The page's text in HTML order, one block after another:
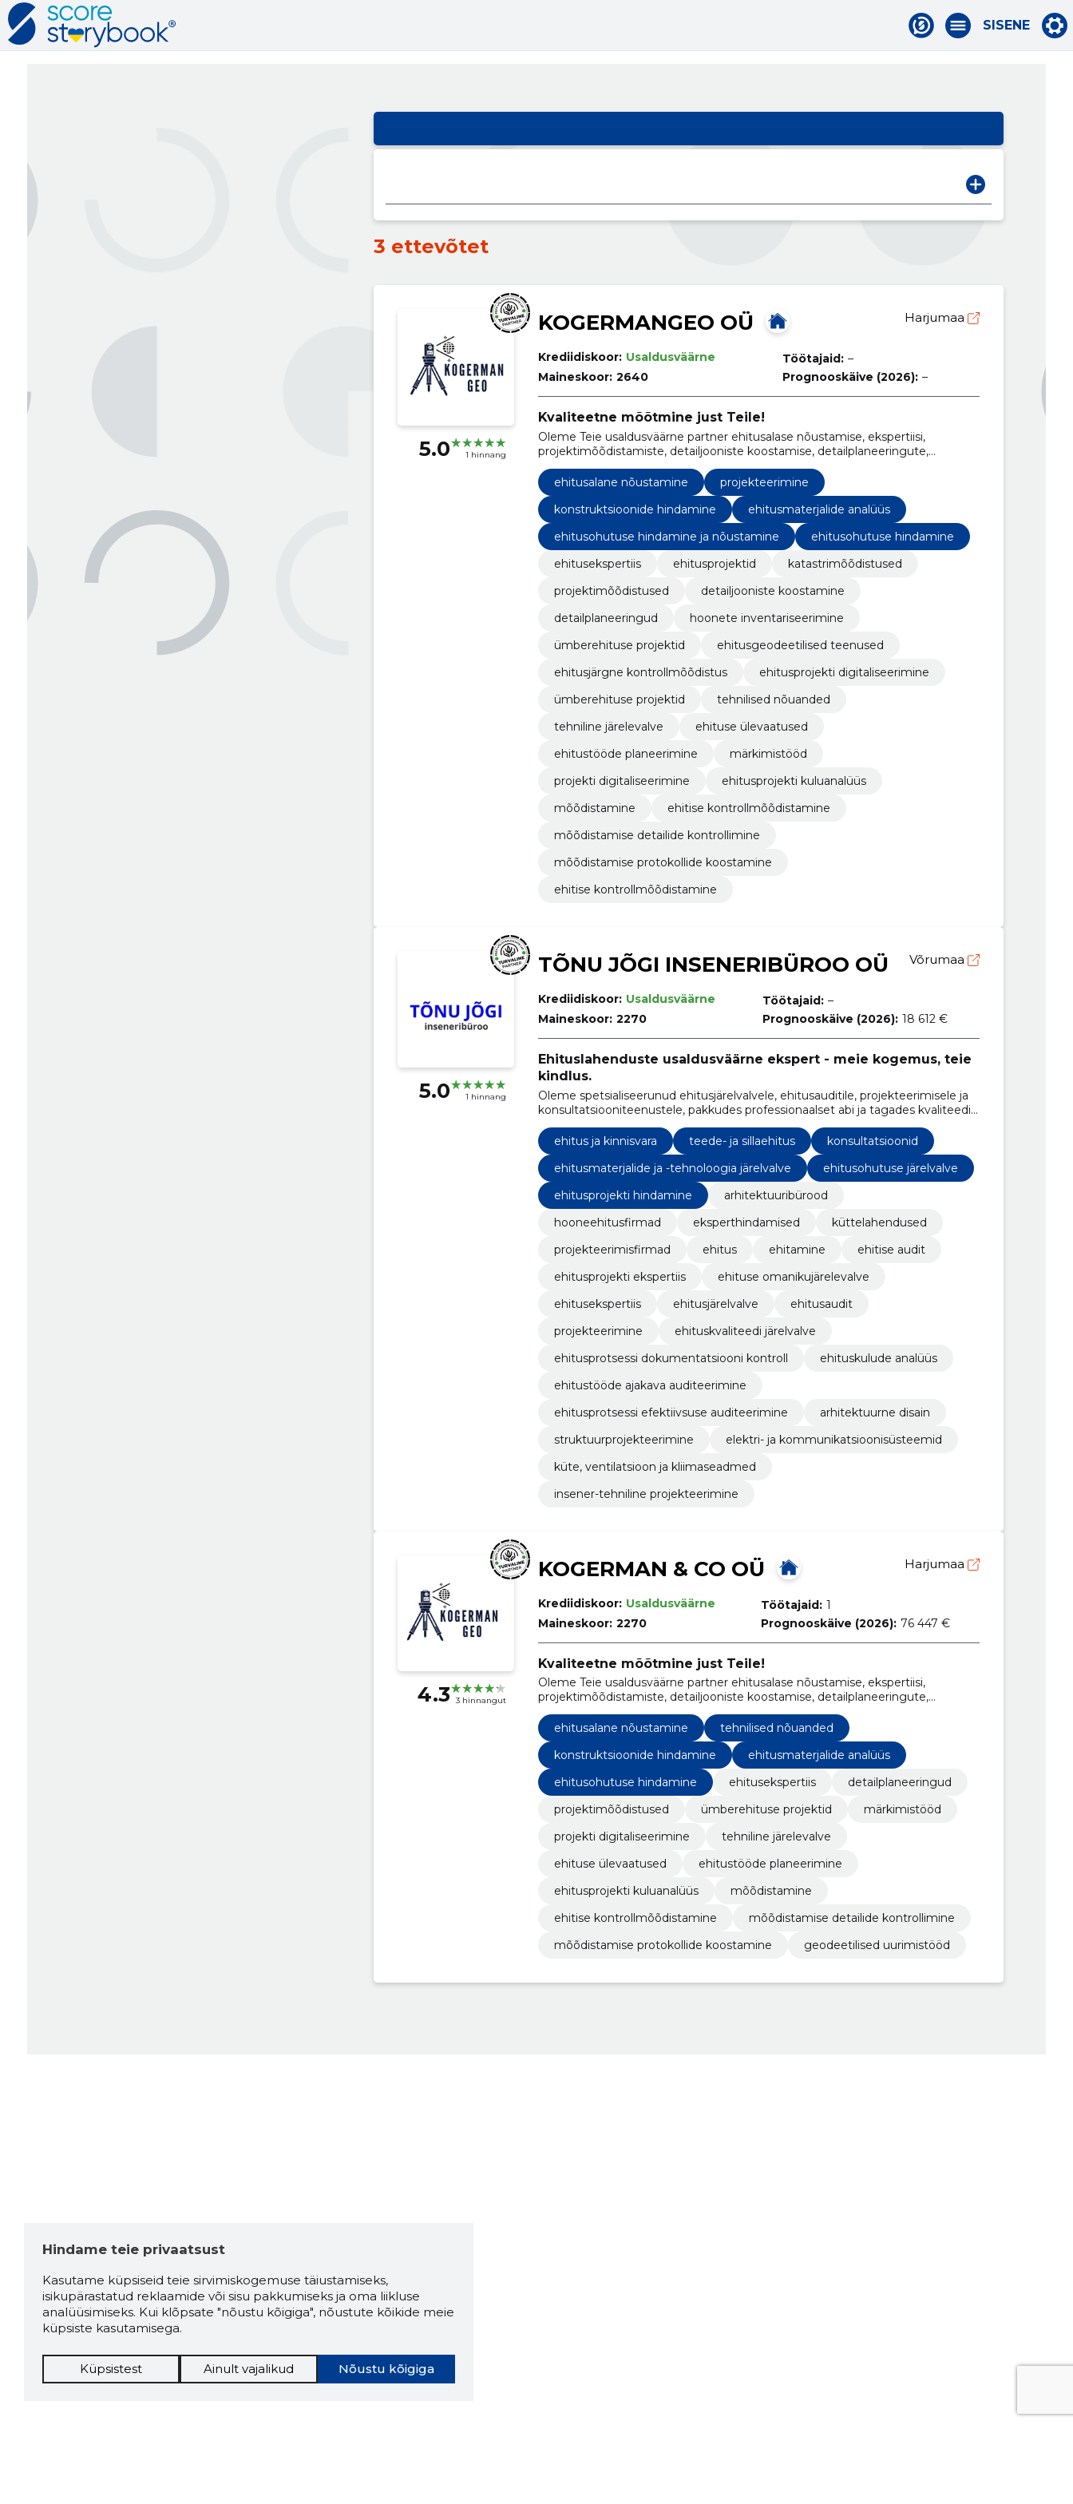
SISENE
3 ettevõtet
5.0 1 hinnang
KOGERMANGEO OÜ Harjumaa
Krediidiskoor: Usaldusväärne
Maineskoor: 2640
Töötajaid: –
Prognooskäive (2026): –
Kvaliteetne mõõtmine just Teile!
Oleme Teie usaldusväärne partner ehitusalase nõustamise, ekspertiisi,
projektimõõdistamiste, detailjooniste koostamise, detailplaneeringute,
märkimistööde, ümberehituse projektide, ehitusejärgsete kontrollmõõdistuste
ja ehitusprojekti digitaliseerimise valdkonnas.
ehitusalane nõustamine
projekteerimine
konstruktsioonide hindamine
ehitusmaterjalide analüüs
ehitusohutuse hindamine ja nõustamine
ehitusohutuse hindamine
ehitusekspertiis
ehitusprojektid
katastrimõõdistused
projektimõõdistused
detailjooniste koostamine
detailplaneeringud
hoonete inventariseerimine
ümberehituse projektid
ehitusgeodeetilised teenused
ehitusjärgne kontrollmõõdistus
ehitusprojekti digitaliseerimine
ümberehituse projektid
tehnilised nõuanded
tehniline järelevalve
ehituse ülevaatused
ehitustööde planeerimine
märkimistööd
projekti digitaliseerimine
ehitusprojekti kuluanalüüs
mõõdistamine
ehitise kontrollmõõdistamine
mõõdistamise detailide kontrollimine
mõõdistamise protokollide koostamine
ehitise kontrollmõõdistamine
5.0 1 hinnang
TÕNU JÕGI INSENERIBÜROO OÜ Võrumaa
Krediidiskoor: Usaldusväärne
Maineskoor: 2270
Töötajaid: –
Prognooskäive (2026): 18 612 €
Ehituslahenduste usaldusväärne ekspert - meie kogemus, teie
kindlus.
Oleme spetsialiseerunud ehitusjärelvalvele, ehitusauditile, projekteerimisele ja
konsultatsiooniteenustele, pakkudes professionaalset abi ja tagades kvaliteedi
ehitus ja kinnisvara
teede- ja sillaehitus
konsultatsioonid
ehitusmaterjalide ja -tehnoloogia järelvalve
ehitusohutuse järelvalve
ehitusprojekti hindamine
arhitektuuribürood
hooneehitusfirmad
eksperthindamised
küttelahendused
projekteerimisfirmad
ehitus ehitamine
ehitise audit
ehitusprojekti ekspertiis
ehituse omanikujärelevalve
ehitusekspertiis
ehitusjärelvalve
ehitusaudit
projekteerimine
ehituskvaliteedi järelvalve
ehitusprotsessi dokumentatsiooni kontroll
ehituskulude analüüs
ehitustööde ajakava auditeerimine
ehitusprotsessi efektiivsuse auditeerimine
arhitektuurne disain
struktuurprojekteerimine
elektri- ja kommunikatsioonisüsteemid
küte, ventilatsioon ja kliimaseadmed
insener-tehniline projekteerimine
4.3 3 hinnangut
KOGERMAN & CO OÜ Harjumaa
Krediidiskoor: Usaldusväärne
Maineskoor: 2270
Töötajaid: 1
Prognooskäive (2026): 76 447 €
Kvaliteetne mõõtmine just Teile!
Oleme Teie usaldusväärne partner ehitusalase nõustamise, ekspertiisi,
projektimõõdistamiste, detailjooniste koostamise, detailplaneeringute,
märkimistööde, ümberehituse projektide, ehitusejärgsete kontrollmõõdistuste
ja ehitusprojekti digitaliseerimise valdkonnas.
ehitusalane nõustamine
tehnilised nõuanded
konstruktsioonide hindamine
ehitusmaterjalide analüüs
ehitusohutuse hindamine
ehitusekspertiis
detailplaneeringud
projektimõõdistused
ümberehituse projektid
märkimistööd
projekti digitaliseerimine
tehniline järelevalve
ehituse ülevaatused
ehitustööde planeerimine
ehitusprojekti kuluanalüüs
mõõdistamine
ehitise kontrollmõõdistamine
mõõdistamise detailide kontrollimine
mõõdistamise protokollide koostamine
geodeetilised uurimistööd
Hindame teie privaatsust
Kasutame küpsiseid teie sirvimiskogemuse täiustamiseks,
isikupärastatud reklaamide või sisu pakkumiseks ja oma liikluse
analüüsimiseks. Kui klõpsate "nõustu kõigiga", nõustute kõikide meie
küpsiste kasutamisega.
Nõustu kõigiga
Küpsistest Ainult vajalikud